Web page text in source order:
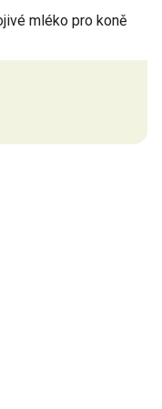
mléko pro koně